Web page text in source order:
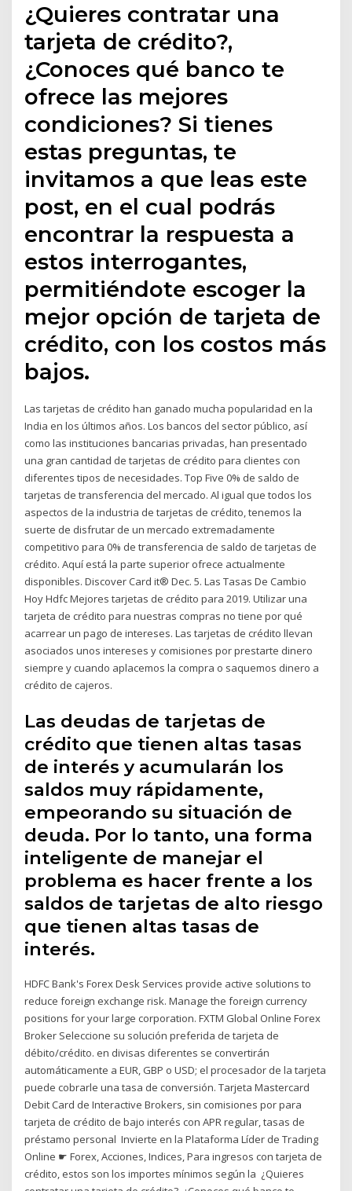
¿Quieres contratar una
tarjeta de crédito?,
¿Conoces qué banco te
ofrece las mejores
condiciones? Si tienes
estas preguntas, te
invitamos a que leas este
post, en el cual podrás
encontrar la respuesta a
estos interrogantes,
permitiéndote escoger la
mejor opción de tarjeta de
crédito, con los costos más
bajos.
Las tarjetas de crédito han ganado mucha popularidad en la
India en los últimos años. Los bancos del sector público, así
como las instituciones bancarias privadas, han presentado
una gran cantidad de tarjetas de crédito para clientes con
diferentes tipos de necesidades. Top Five 0% de saldo de
tarjetas de transferencia del mercado. Al igual que todos los
aspectos de la industria de tarjetas de crédito, tenemos la
suerte de disfrutar de un mercado extremadamente
competitivo para 0% de transferencia de saldo de tarjetas de
crédito. Aquí está la parte superior ofrece actualmente
disponibles. Discover Card it® Dec. 5. Las Tasas De Cambio
Hoy Hdfc Mejores tarjetas de crédito para 2019. Utilizar una
tarjeta de crédito para nuestras compras no tiene por qué
acarrear un pago de intereses. Las tarjetas de crédito llevan
asociados unos intereses y comisiones por prestarte dinero
siempre y cuando aplacemos la compra o saquemos dinero a
crédito de cajeros.
Las deudas de tarjetas de
crédito que tienen altas tasas
de interés y acumularán los
saldos muy rápidamente,
empeorando su situación de
deuda. Por lo tanto, una forma
inteligente de manejar el
problema es hacer frente a los
saldos de tarjetas de alto riesgo
que tienen altas tasas de
interés.
HDFC Bank's Forex Desk Services provide active solutions to
reduce foreign exchange risk. Manage the foreign currency
positions for your large corporation. FXTM Global Online Forex
Broker Seleccione su solución preferida de tarjeta de
débito/crédito. en divisas diferentes se convertirán
automáticamente a EUR, GBP o USD; el procesador de la tarjeta
puede cobrarle una tasa de conversión. Tarjeta Mastercard
Debit Card de Interactive Brokers, sin comisiones por para
tarjeta de crédito de bajo interés con APR regular, tasas de
préstamo personal Invierte en la Plataforma Líder de Trading
Online ☛ Forex, Acciones, Indices, Para ingresos con tarjeta de
crédito, estos son los importes mínimos según la ¿Quieres